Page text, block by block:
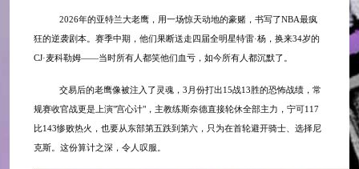
2026年的亚特兰大老鹰，用一场惊天动地的豪赌，书写了NBA最疯
狂的逆袭剧本。赛季中期，他们果断送走四届全明星特雷·杨，换来34岁的
CJ·麦科勒姆——当时所有人都笑他们血亏，如今所有人都沉默了。
交易后的老鹰像被注入了灵魂， 3月份打出15战13胜的恐怖战绩，常
规赛收官战更是上演"宫心计"，主教练斯奈德直接轮休全部主力，宁可117
比143惨败热火，也要从东部第五跌到第六，只为在首轮避开骑士、选择尼
克斯。这份算计之深，令人叹服。